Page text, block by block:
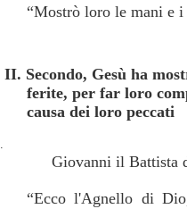
“Mostrò loro le mani e
II. Secondo, Gesù ha
ferite, per far loro
causa dei loro peccati
.
Giovanni il Battista
“Ecco l'Agnello di